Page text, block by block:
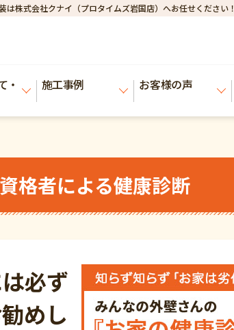
は株式会社クナイ（プロタイムズ岩国店）へお任せください！
・ 施工事例 お客様の声
格者による健康診断
必ず
めし